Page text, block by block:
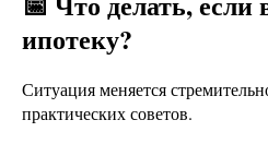
ипотеку?
Ситуация меняется
практических советов.